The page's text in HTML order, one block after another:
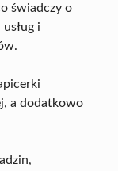
świadczy o
i
a dodatkowo